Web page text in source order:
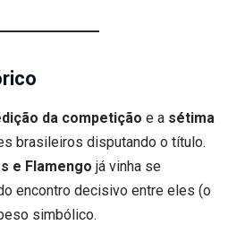
da competição e a sétima
brasileiros disputando o título.
e Flamengo já vinha se
encontro decisivo entre eles (o
simbólico.